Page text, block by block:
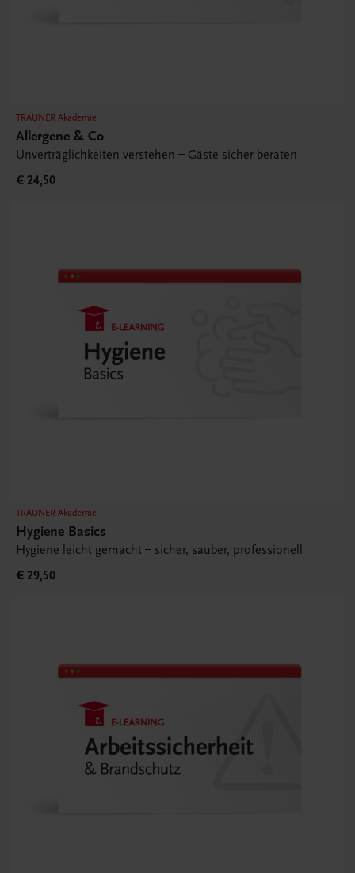
TRAUNER Akademie
Allergene & Co
Unverträglichkeiten verstehen – Gäste sicher beraten
€ 24,50
TRAUNER Akademie
Hygiene Basics
Hygiene leicht gemacht – sicher, sauber, professionell
€ 29,50